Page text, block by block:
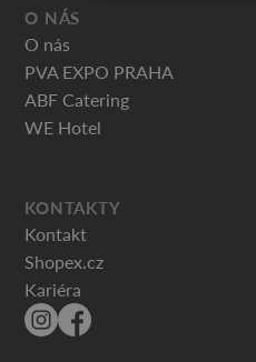
O NÁS
O nás
PVA EXPO PRAHA
ABF Catering
WE Hotel
KONTAKTY
Kontakt
Shopex.cz
Kariéra